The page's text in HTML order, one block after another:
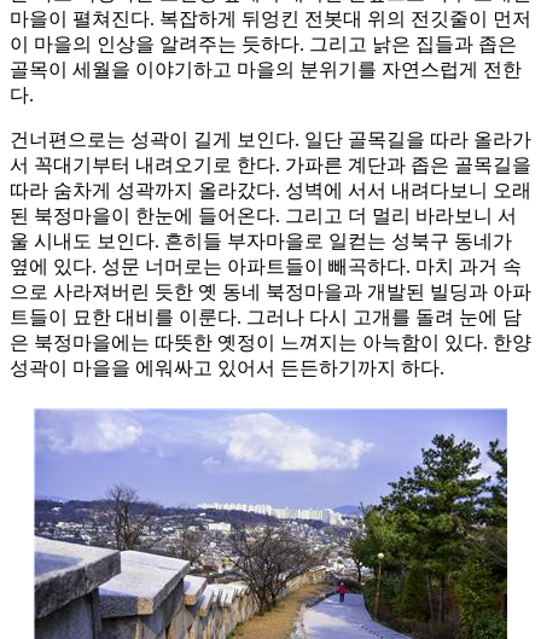
마을이 펼쳐진다. 복잡하게 뒤엉킨 전봇대 위의 전깃줄이 먼저
이 마을의 인상을 알려주는 듯하다. 그리고 낡은 집들과 좁은
골목이 세월을 이야기하고 마을의 분위기를 자연스럽게 전한
다.
건너편으로는 성곽이 길게 보인다. 일단 골목길을 따라 올라가
서 꼭대기부터 내려오기로 한다. 가파른 계단과 좁은 골목길을
따라 숨차게 성곽까지 올라갔다. 성벽에 서서 내려다보니 오래
된 북정마을이 한눈에 들어온다. 그리고 더 멀리 바라보니 서
울 시내도 보인다. 흔히들 부자마을로 일컫는 성북구 동네가
옆에 있다. 성문 너머로는 아파트들이 빼곡하다. 마치 과거 속
으로 사라져버린 듯한 옛 동네 북정마을과 개발된 빌딩과 아파
트들이 묘한 대비를 이룬다. 그러나 다시 고개를 돌려 눈에 담
은 북정마을에는 따뜻한 옛정이 느껴지는 아늑함이 있다. 한양
성곽이 마을을 에워싸고 있어서 든든하기까지 하다.